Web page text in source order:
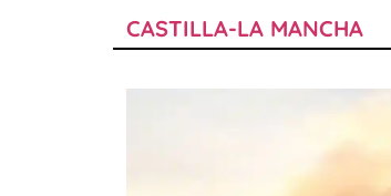
CASTILLA-LA MANCHA